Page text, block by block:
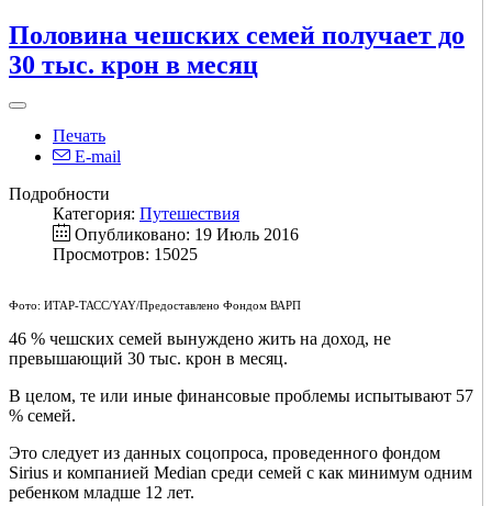
Половина чешских семей получает до
30 тыс. крон в месяц
Печать
E-mail
Подробности
Категория: Путешествия
Опубликовано: 19 Июль 2016
Просмотров: 15025
Фото: ИТАР-ТАСС/YAY/Предоставлено Фондом ВАРП
46 % чешских семей вынуждено жить на доход, не
превышающий 30 тыс. крон в месяц.
В целом, те или иные финансовые проблемы испытывают 57
% семей.
Это следует из данных соцопроса, проведенного фондом
Sirius и компанией Median среди семей с как минимум одним
ребенком младше 12 лет.